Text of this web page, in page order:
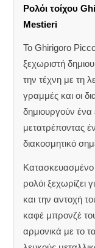
Ρολόι τοίχου
Mestieri
Το Ghirigoro
ξεχωριστή
την τέχνη με τη
γραμμές και οι
δημιουργούν
μετατρέποντας
διακοσμητικό
ρολόι ξεχωρίζει
και την αντοχή
καφέ μπρονζέ
αρμονικά με το